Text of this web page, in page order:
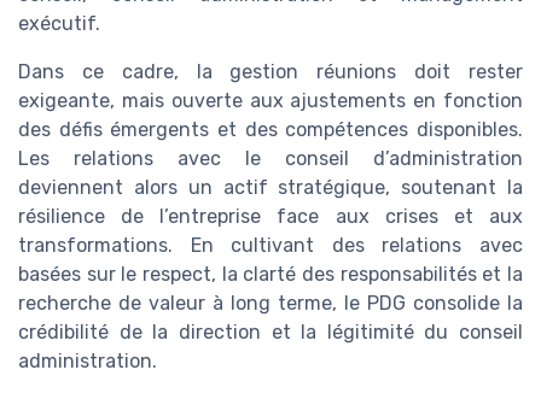
exécutif.
Dans ce cadre, la gestion réunions doit rester
exigeante, mais ouverte aux ajustements en fonction
des défis émergents et des compétences disponibles.
Les relations avec le conseil d’administration
deviennent alors un actif stratégique, soutenant la
résilience de l’entreprise face aux crises et aux
transformations. En cultivant des relations avec
basées sur le respect, la clarté des responsabilités et la
recherche de valeur à long terme, le PDG consolide la
crédibilité de la direction et la légitimité du conseil
administration.